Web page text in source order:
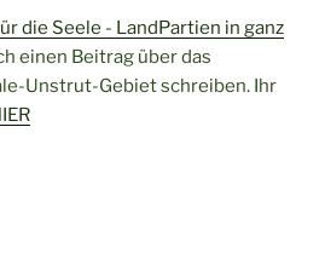
die Seele - LandPartien in ganz
einen Beitrag über das
Unstrut-Gebiet schreiben. Ihr